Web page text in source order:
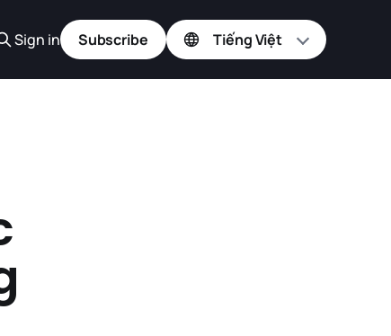
Sign in Subscribe